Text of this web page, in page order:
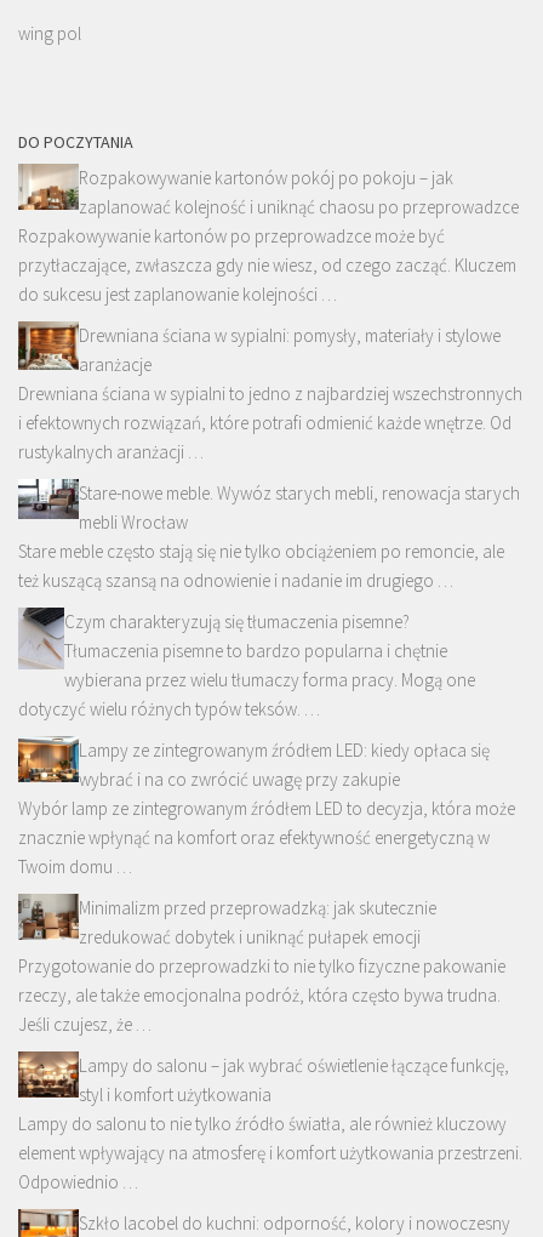
wing pol
DO POCZYTANIA
Rozpakowywanie kartonów pokój po pokoju – jak
zaplanować kolejność i uniknąć chaosu po przeprowadzce
Rozpakowywanie kartonów po przeprowadzce może być
przytłaczające, zwłaszcza gdy nie wiesz, od czego zacząć. Kluczem
do sukcesu jest zaplanowanie kolejności …
Drewniana ściana w sypialni: pomysły, materiały i stylowe
aranżacje
Drewniana ściana w sypialni to jedno z najbardziej wszechstronnych
i efektownych rozwiązań, które potrafi odmienić każde wnętrze. Od
rustykalnych aranżacji …
Stare-nowe meble. Wywóz starych mebli, renowacja starych
mebli Wrocław
Stare meble często stają się nie tylko obciążeniem po remoncie, ale
też kuszącą szansą na odnowienie i nadanie im drugiego …
Czym charakteryzują się tłumaczenia pisemne?
Tłumaczenia pisemne to bardzo popularna i chętnie
wybierana przez wielu tłumaczy forma pracy. Mogą one
dotyczyć wielu różnych typów teksów. …
Lampy ze zintegrowanym źródłem LED: kiedy opłaca się
wybrać i na co zwrócić uwagę przy zakupie
Wybór lamp ze zintegrowanym źródłem LED to decyzja, która może
znacznie wpłynąć na komfort oraz efektywność energetyczną w
Twoim domu …
Minimalizm przed przeprowadzką: jak skutecznie
zredukować dobytek i uniknąć pułapek emocji
Przygotowanie do przeprowadzki to nie tylko fizyczne pakowanie
rzeczy, ale także emocjonalna podróż, która często bywa trudna.
Jeśli czujesz, że …
Lampy do salonu – jak wybrać oświetlenie łączące funkcję,
styl i komfort użytkowania
Lampy do salonu to nie tylko źródło światła, ale również kluczowy
element wpływający na atmosferę i komfort użytkowania przestrzeni.
Odpowiednio …
Szkło lacobel do kuchni: odporność, kolory i nowoczesny